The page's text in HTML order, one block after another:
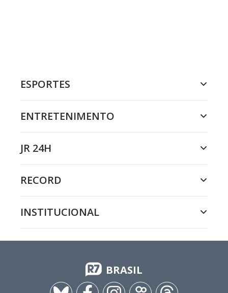
ESPORTES
ENTRETENIMENTO
JR 24H
RECORD
INSTITUCIONAL
BRASIL